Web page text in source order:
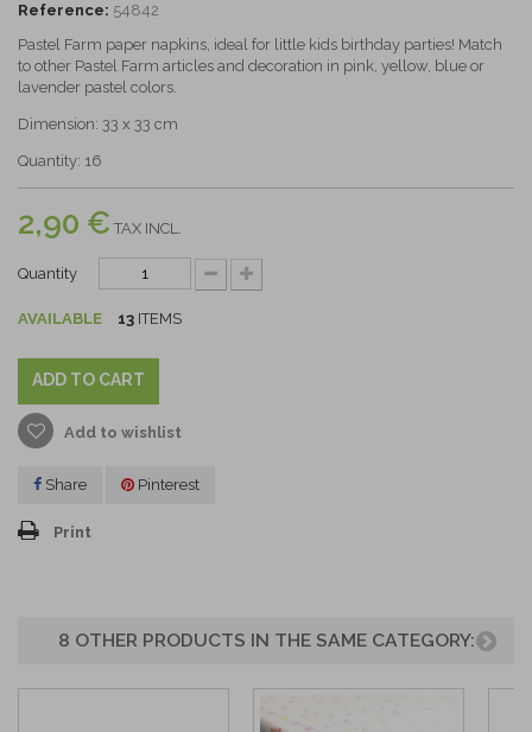
Reference: 54842
Pastel Farm paper napkins, ideal for little kids birthday parties! Match
to other Pastel Farm articles and decoration in pink, yellow, blue or
lavender pastel colors.
Dimension: 33 x 33 cm
Quantity: 16
2,90 € TAX INCL.
Quantity
AVAILABLE 13 ITEMS
ADD TO CART
Add to wishlist
Share Pinterest
Print
8 OTHER PRODUCTS IN THE SAME CATEGORY: